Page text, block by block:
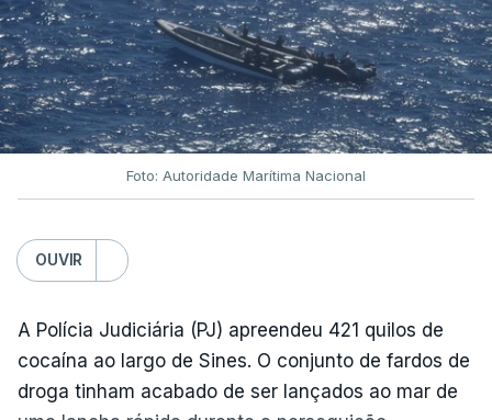
Foto: Autoridade Marítima Nacional
OUVIR
A Polícia Judiciária (PJ) apreendeu 421 quilos de
cocaína ao largo de Sines. O conjunto de fardos de
droga tinham acabado de ser lançados ao mar de